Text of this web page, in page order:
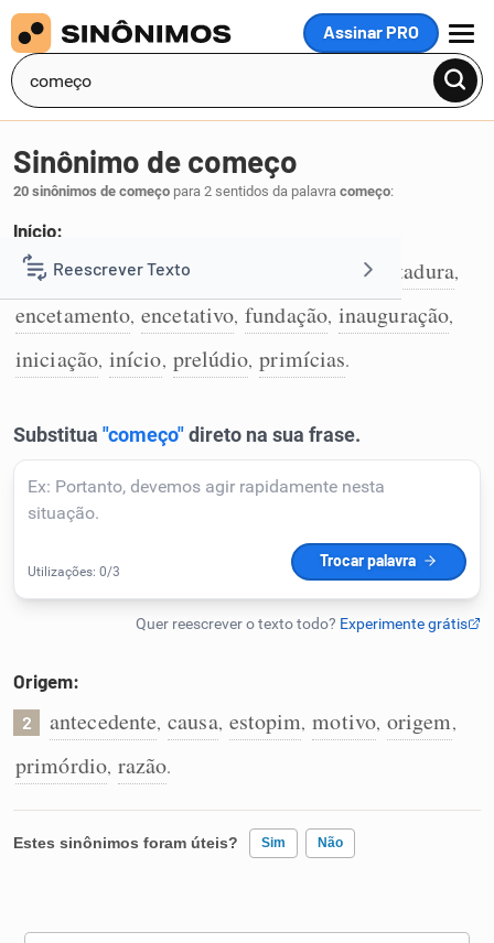
Assinar PRO
MENU
Reescrever Texto
Resumir Texto
Detector de IA
Humanizador de IA
Caça-palavras
Sinônimo de começo
20 sinônimos de começo para 2 sentidos da palavra começo:
Início:
1 princípio,abertura encetadura,
encetamento, encetativo, fundação, inauguração,
iniciação, início, prelúdio, primícias.
Origem:
2 antecedente, causa, estopim, motivo, origem,
primórdio, razão.
Estes sinônimos foram úteis? Sim Não